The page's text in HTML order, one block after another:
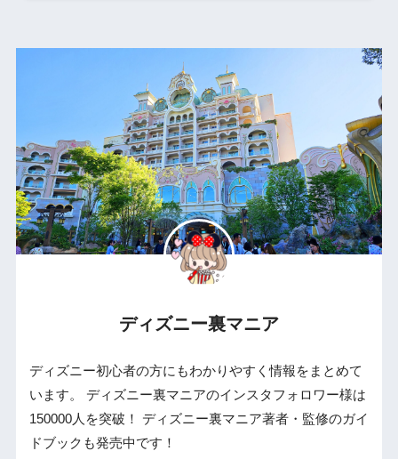
ディズニー裏マニア
ディズニー初心者の方にもわかりやすく情報をまとめて
います。 ディズニー裏マニアのインスタフォロワー様は
150000人を突破！ ディズニー裏マニア著者・監修のガイ
ドブックも発売中です！